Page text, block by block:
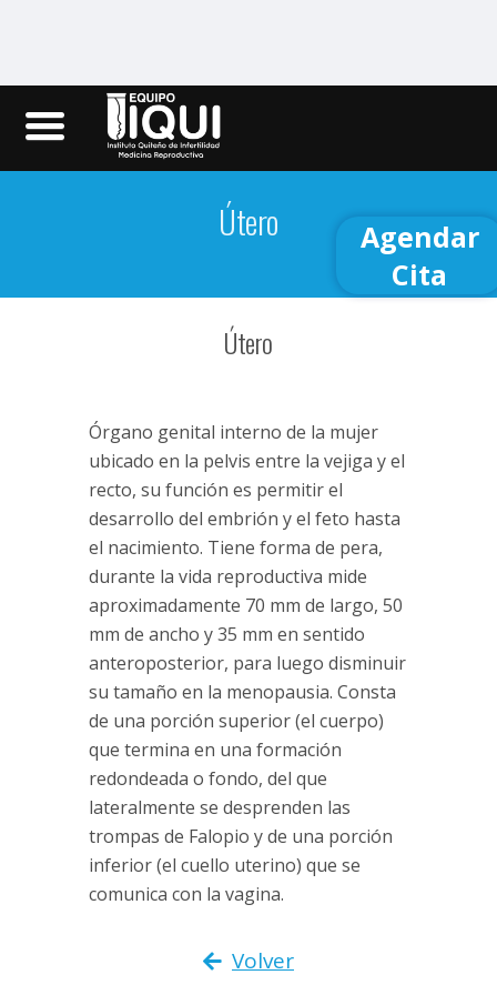
Iqui.ec
Útero
Útero
Órgano genital interno de la mujer
ubicado en la pelvis entre la vejiga y el
recto, su función es permitir el
desarrollo del embrión y el feto hasta
el nacimiento. Tiene forma de pera,
durante la vida reproductiva mide
aproximadamente 70 mm de largo, 50
mm de ancho y 35 mm en sentido
anteroposterior, para luego disminuir
su tamaño en la menopausia. Consta
de una porción superior (el cuerpo)
que termina en una formación
redondeada o fondo, del que
lateralmente se desprenden las
trompas de Falopio y de una porción
inferior (el cuello uterino) que se
comunica con la vagina.
Volver
Agendar
Cita